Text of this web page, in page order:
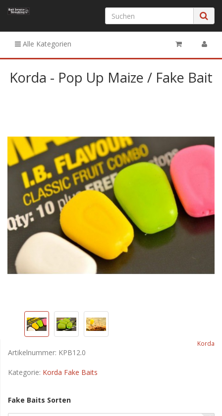
Alle Kategorien
Korda - Pop Up Maize / Fake Bait
Korda
Artikelnummer: KPB12.0
Kategorie: Korda Fake Baits
Fake Baits Sorten